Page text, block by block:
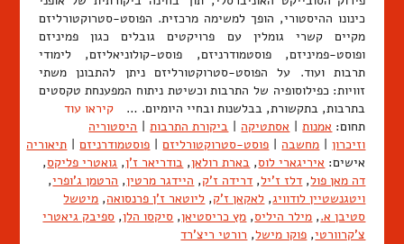
כינונו ההיסטורי, הופך למשימה מרכזית. הפוסט-סטרוקטורליזם
מקיים קשרי גומלין עם פרויקטים גובלים כגון פמיניזם
ופוסט-פמיניזם, פוסטמודרניזם, פוסט-קולוניאליזם, לימודי
תרבות ועוד. על הפוסט-סטרוקטורליזם ניתן להתבונן משתי
זוויות: כפילוסופיה של התרבות וכשיטת ניתוח המפענחת טקסטים
בתרבות, בתקשורת, בבלשנות ובחיי היומיום. … קיראו עוד
תחום: אמנות | אסתטיקה | ביקורת התרבות | היסטוריה
וזיכרון | מחשבה | פוסט-סטרוקטורליזם | פוסטמודרניזם | תיאוריה
אישים: איריגארי לוס, בארת רולאן, בודריאר ז'ן, גואטרי פליקס,
דה מאן פול, דלז ז'יל, דרידה ז'ק, היידגר מרטין, הרטמן ג'ופרי,
ויטגנשטיין לודוויג, לאקאן ז'ק, ליוטאר ז'ן פרנסואה, מיטשל
סטיבן א., מילר היליס, מץ כריסטיאן, סיקסו הלן, ספיבק גיאטרי
צ'קרוורטי, פוקו מישל, רורטי ריצ'רד